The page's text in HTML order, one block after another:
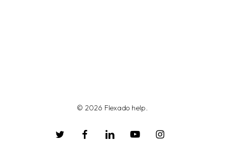
© 2026 Flexado help.
twitter facebooklinkedin youtubeinstagram